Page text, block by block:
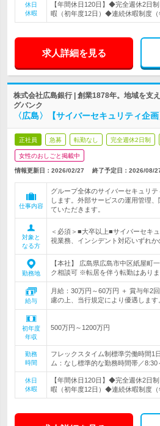
休日
休暇
【年間休日120日】◆完全週休2日
暇（初年度12日）◆連続休暇制度（
求人詳細を見る
株式会社広島銀行 | 創業1878年。地域を支
グバンク
〈広島〉【サイバーセキュリティ企
正社員 急募 転勤なし 完全週休2日制
女性のおしごと掲載中
情報更新日：2026/02/27 終了予定日： 2026/08/
仕事内容
グループ全体のサイバーセキュリ
します。外部サービスの運用管理
ていただきます。
対象と
なる方
＜必須＞■大卒以上■サイバーセキ
視業務、インシデント対応いずれか
勤務地
【本社】 広島県広島市中区紙屋町
ク相談可 ※転居を伴う転勤はあり
給与
月給：30万円～60万円 ＋ 賞与年2
慮の上、当行規定により優遇しま
初年度
年収
500万円～1200万円
勤務
時間
フレックスタイム制標準労働時間1
ム：なし標準的な勤務時間帯／8:30
休日
休暇
【年間休日120日】◆完全週休2日
暇（初年度12日）◆連続休暇制度（